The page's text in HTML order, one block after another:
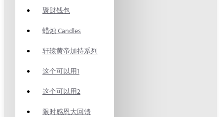
聚财钱包
蜡烛 Candles
轩辕黄帝加持系列
这个可以用1
这个可以用2
限时感恩大回馈